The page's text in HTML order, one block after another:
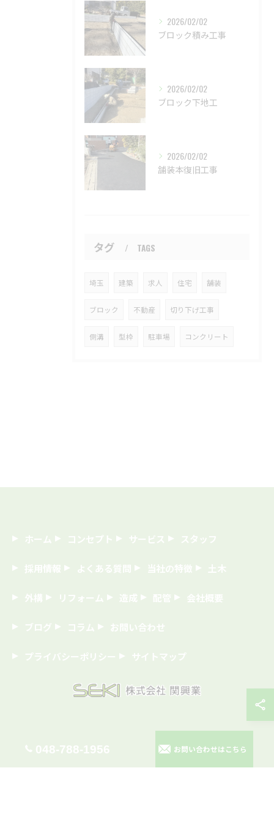
2026/02/02
ブロック積み工事
2026/02/02
ブロック下地工
2026/02/02
舗装本復旧工事
タグ TAGS
埼玉 建築 求人 住宅 舗装
ブロック 不動産 切り下げ工事
側溝 型枠 駐車場 コンクリート
048-788-1956 お問い合わせはこちら
ホーム コンセプト サービス スタッフ
採用情報 よくある質問 当社の特徴 土木
外構 リフォーム 造成 配管 会社概要
ブログ コラム お問い合わせ
プライバシーポリシー サイトマップ
© 2026 埼玉の建築なら株式会社関興業 ALL RIGHTS RESERVED.